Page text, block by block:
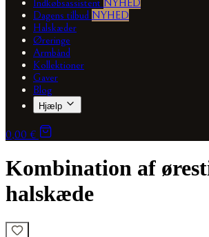
Indkøbsassistent NYHED
Dagens tilbud NYHED
Halskæder
Øreringe
Armbånd
Kollektioner
Gaver
Blog
Hjælp
0,00 €
Kombination af
halskæde